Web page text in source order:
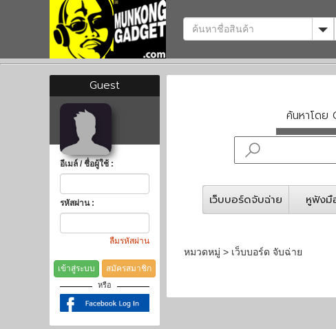
Guest
อีเมล์ / ชื่อผู้ใช้ :
รหัสผ่าน :
ลืมรหัสผ่าน
เข้าสู่ระบบ สมัครสมาชิก
หรือ
ค้นหาโดย
เว็บบอร์ดจับฉ่าย หูฟังมื
หมวดหมู่ > เว็บบอร์ด จับฉ่าย